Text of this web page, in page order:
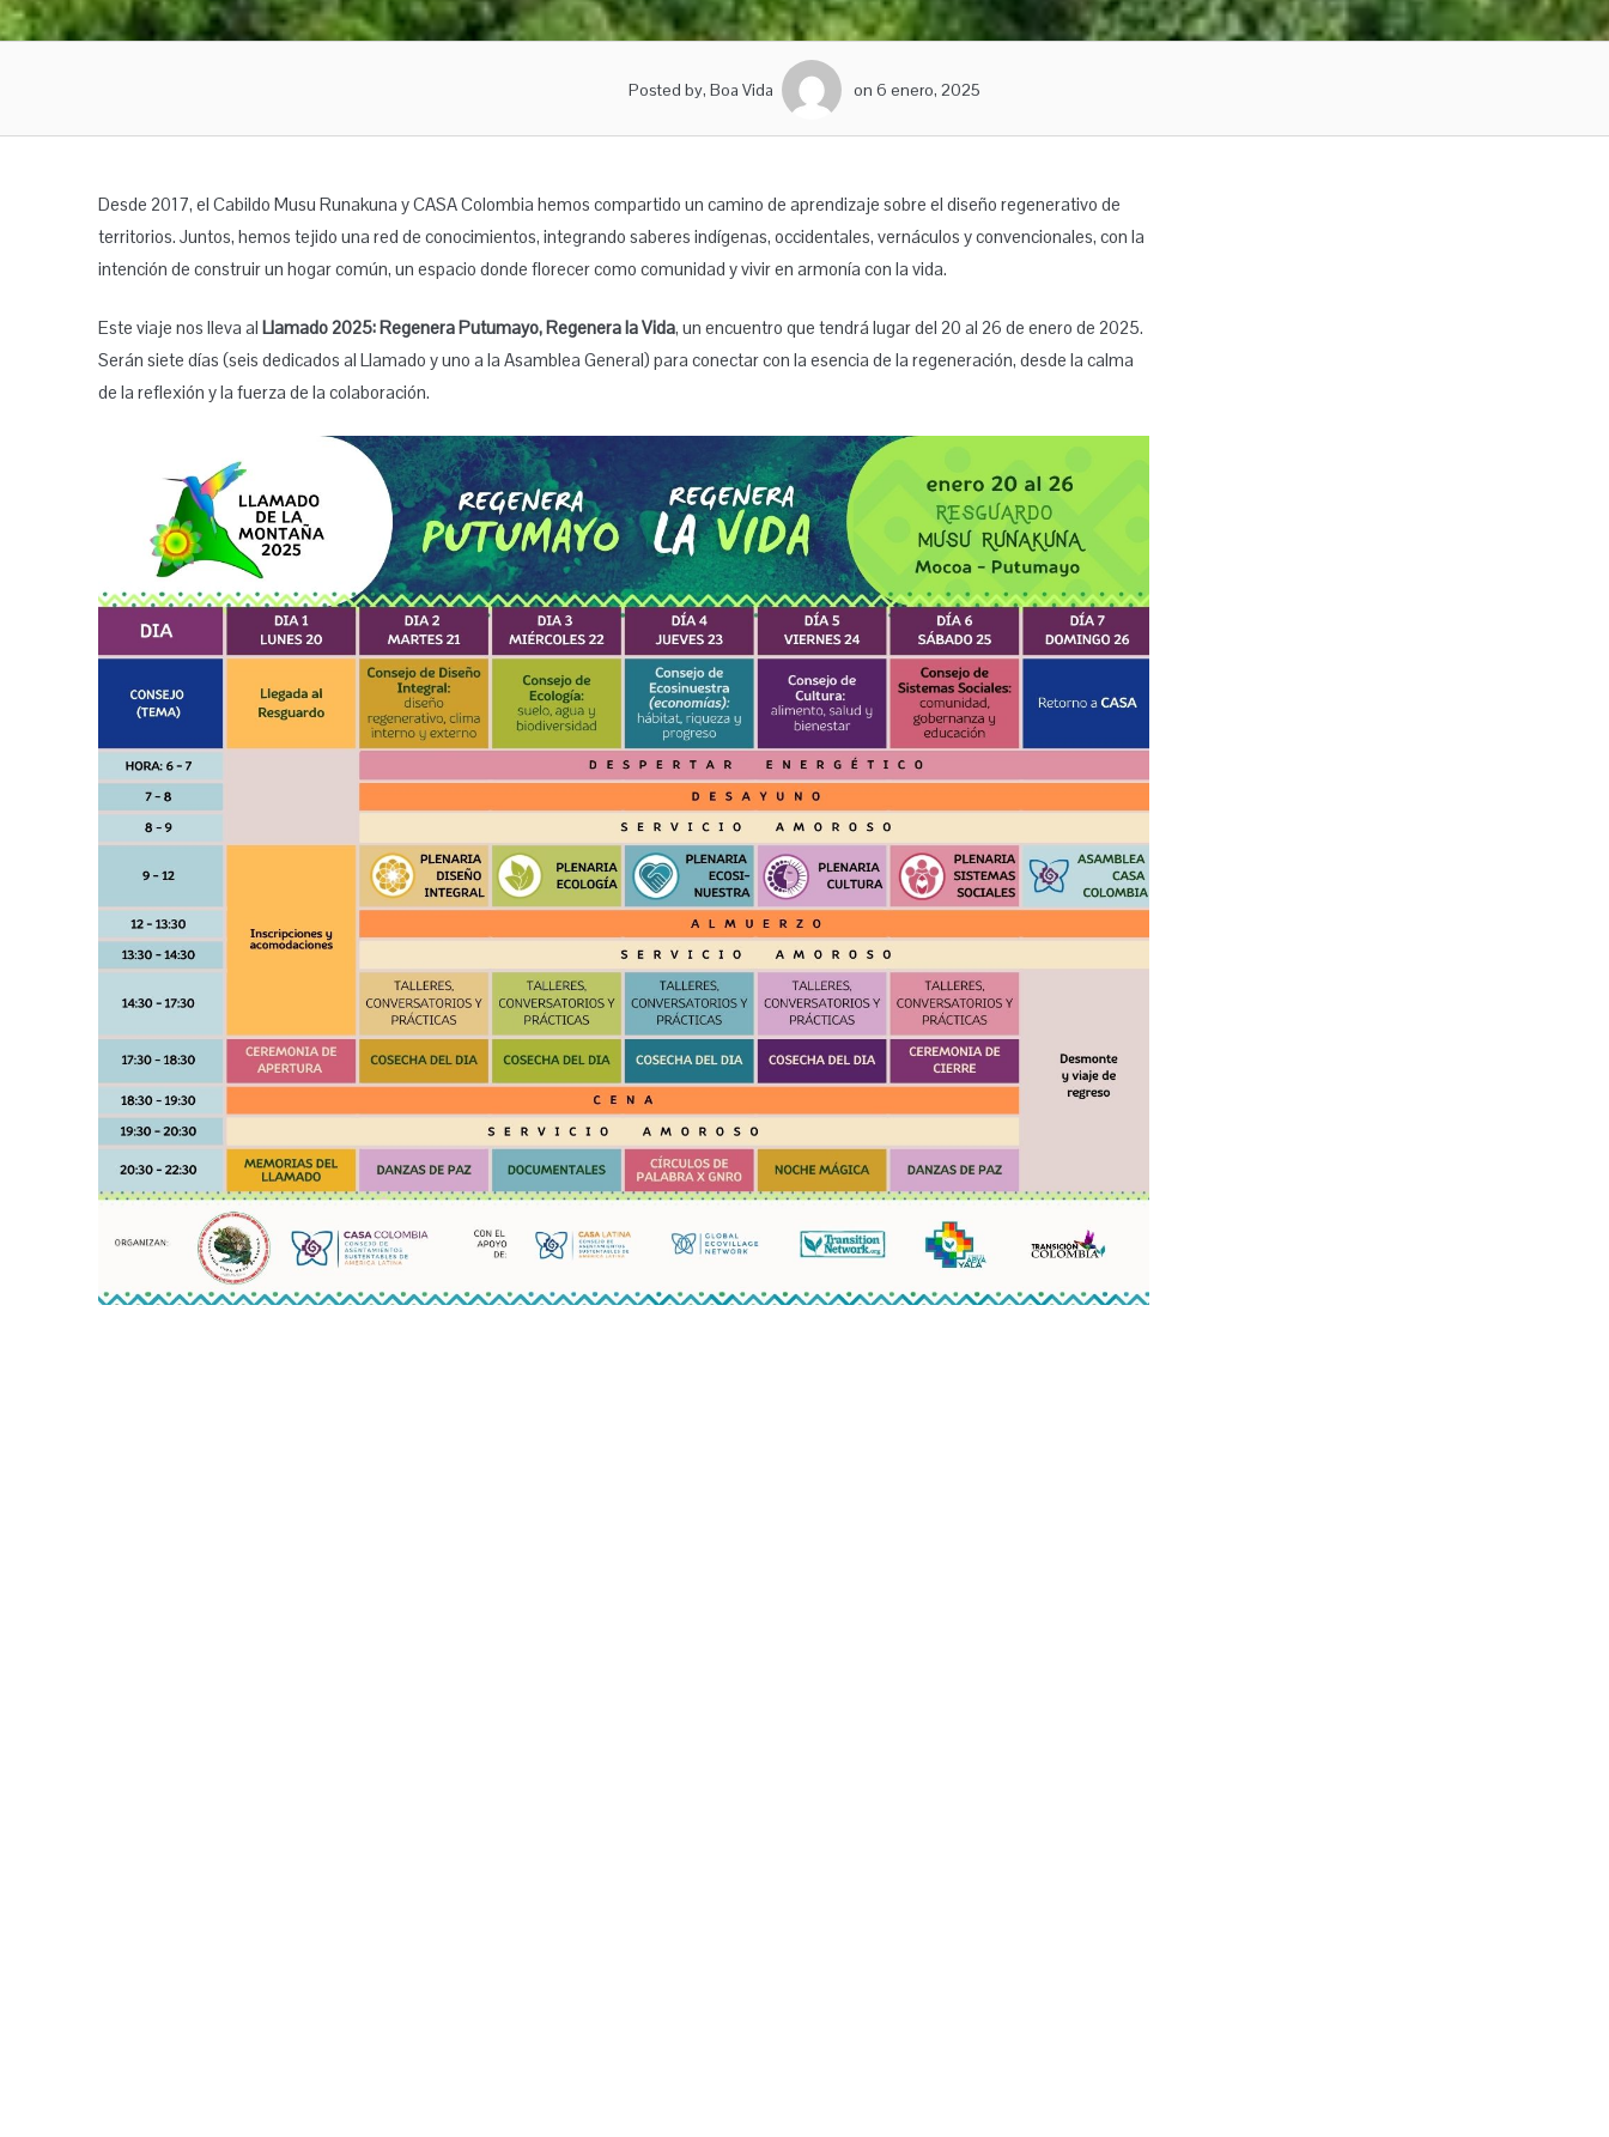
Posted by, Boa Vida on 6 enero, 2025
Desde 2017, el Cabildo Musu Runakuna y CASA Colombia hemos compartido un camino de aprendizaje sobre el diseño regenerativo de
territorios. Juntos, hemos tejido una red de conocimientos, integrando saberes indígenas, occidentales, vernáculos y convencionales, con la
intención de construir un hogar común, un espacio donde florecer como comunidad y vivir en armonía con la vida.
Este viaje nos lleva al Llamado 2025: Regenera Putumayo, Regenera la Vida, un encuentro que tendrá lugar del 20 al 26 de enero de 2025.
Serán siete días (seis dedicados al Llamado y uno a la Asamblea General) para conectar con la esencia de la regeneración, desde la calma
de la reflexión y la fuerza de la colaboración.